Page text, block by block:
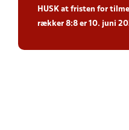
HUSK at fristen for
rækker 8:8 er 10. juni